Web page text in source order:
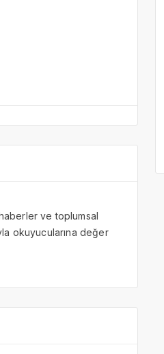
ve toplumsal
okuyucularına değer